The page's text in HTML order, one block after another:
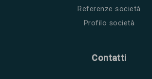
Referenze società
Profilo società
Contatti